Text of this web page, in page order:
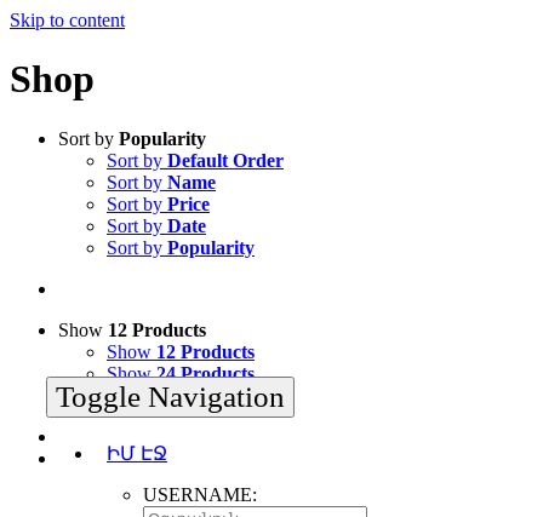
Skip to content
Toggle Navigation
ԻՄ ԷՋ
USERNAME:
Shop
Sort by Popularity
Sort by Default Order
Sort by Name
Sort by Price
Sort by Date
Sort by Popularity
Show 12 Products
Show 12 Products
Show24 Products
Show36 Products